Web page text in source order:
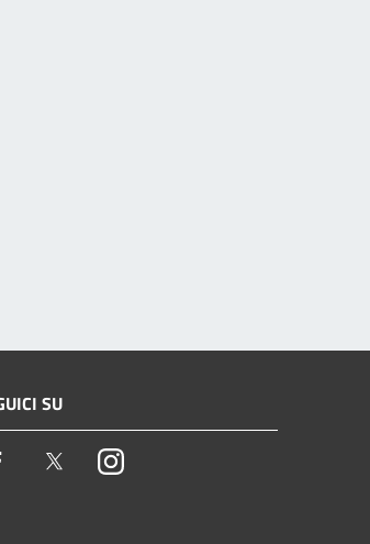
SU
Facebook TwitterInstagram